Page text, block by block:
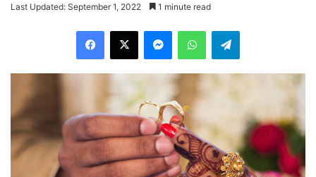
Last Updated: September 1, 2022 1 minute read